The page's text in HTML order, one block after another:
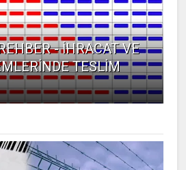
- İHRACAT VE
TESLİM